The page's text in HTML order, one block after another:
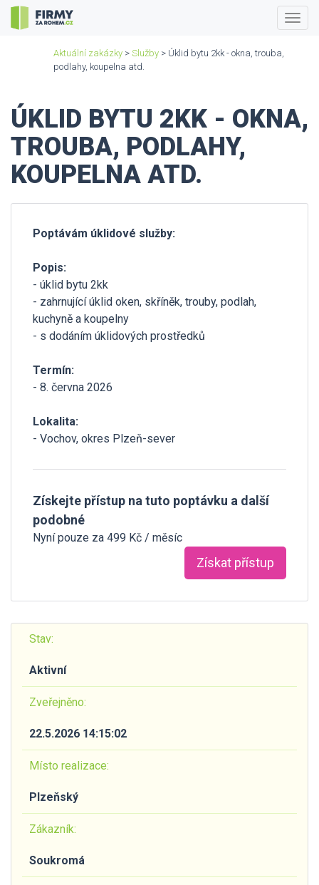
Aktuální zakázky > Služby > Úklid bytu 2kk - okna, trouba,
podlahy, koupelna atd.
ÚKLID BYTU 2KK - OKNA,
TROUBA, PODLAHY,
KOUPELNA ATD.
Poptávám úklidové služby:
Popis:
- úklid bytu 2kk
- zahrnující úklid oken, skříněk, trouby, podlah,
kuchyně a koupelny
- s dodáním úklidových prostředků
Termín:
- 8. června 2026
Lokalita:
- Vochov, okres Plzeň-sever
Získejte přístup na tuto poptávku a další
podobné
Nyní pouze za 499 Kč / měsíc
Získat přístup
Stav:
Aktivní
Zveřejněno:
22.5.2026 14:15:02
Místo realizace:
Plzeňský
Zákazník:
Soukromá